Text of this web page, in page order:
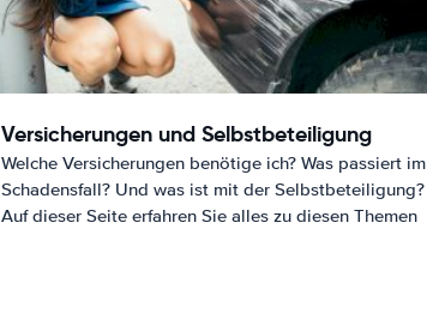
Versicherungen und Selbstbeteiligung
Welche Versicherungen benötige ich? Was passiert im
Schadensfall? Und was ist mit der Selbstbeteiligung?
Auf dieser Seite erfahren Sie alles zu diesen Themen